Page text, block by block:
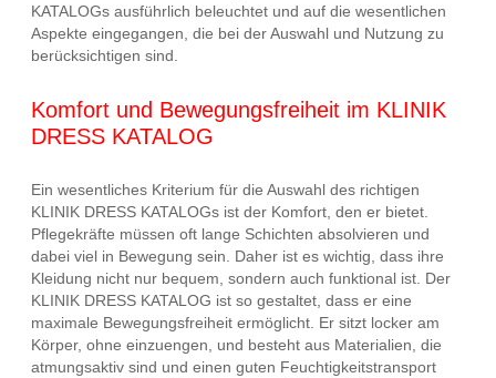
KATALOGs ausführlich beleuchtet und auf die wesentlichen
Aspekte eingegangen, die bei der Auswahl und Nutzung zu
berücksichtigen sind.
Komfort und Bewegungsfreiheit im KLINIK
DRESS KATALOG
Ein wesentliches Kriterium für die Auswahl des richtigen
KLINIK DRESS KATALOGs ist der Komfort, den er bietet.
Pflegekräfte müssen oft lange Schichten absolvieren und
dabei viel in Bewegung sein. Daher ist es wichtig, dass ihre
Kleidung nicht nur bequem, sondern auch funktional ist. Der
KLINIK DRESS KATALOG ist so gestaltet, dass er eine
maximale Bewegungsfreiheit ermöglicht. Er sitzt locker am
Körper, ohne einzuengen, und besteht aus Materialien, die
atmungsaktiv sind und einen guten Feuchtigkeitstransport